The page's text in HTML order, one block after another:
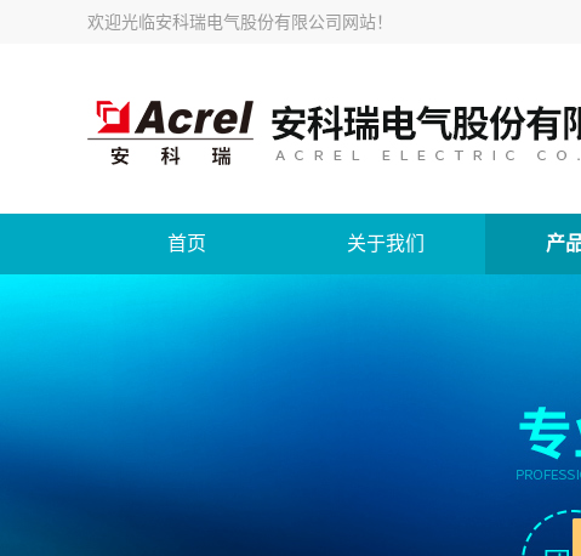
欢迎光临安科瑞电气股份有限公司网站！
首页 关于我们 产